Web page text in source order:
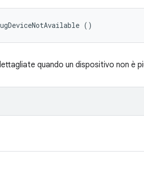
()
quando un dispositivo non è